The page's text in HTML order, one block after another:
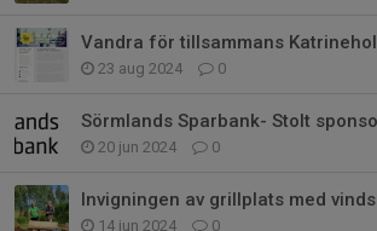
23 aug 2024 0
20 jun 2024 0
Invigningen av grillplats med
14 jun 2024 0